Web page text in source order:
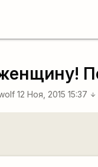
12 Ноя, 2015 15:37 arrow_downward